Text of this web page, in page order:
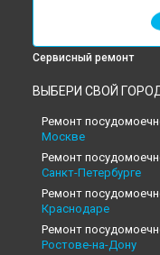
Сервисный ремонт
ВЫБЕРИ СВОЙ ГОРОД
Ремонт
Москве
Ремонт
Санкт-Петербурге
Ремонт
Краснодаре
Ремонт
Ростове-на-Дону